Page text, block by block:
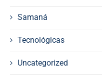
Samaná
Tecnológicas
Uncategorized